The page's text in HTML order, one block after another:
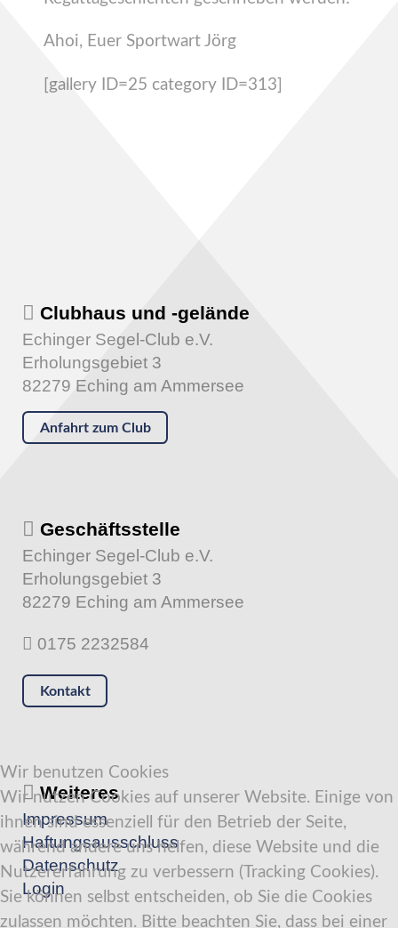
Ahoi, Euer Sportwart Jörg
[gallery ID=25 category ID=313]
Clubhaus und -gelände
Echinger Segel-Club e.V.
Erholungsgebiet 3
82279 Eching am Ammersee
Anfahrt zum Club
Geschäftsstelle
Echinger Segel-Club e.V.
Erholungsgebiet 3
82279 Eching am Ammersee
0175 2232584
Kontakt
Weiteres
Impressum
Haftungsausschluss
Datenschutz
Login
Wir benutzen Cookies
Wir nutzen Cookies auf unserer Website. Einige von
ihnen sind essenziell für den Betrieb der Seite,
während andere uns helfen, diese Website und die
Nutzererfahrung zu verbessern (Tracking Cookies).
Sie können selbst entscheiden, ob Sie die Cookies
zulassen möchten. Bitte beachten Sie, dass bei einer